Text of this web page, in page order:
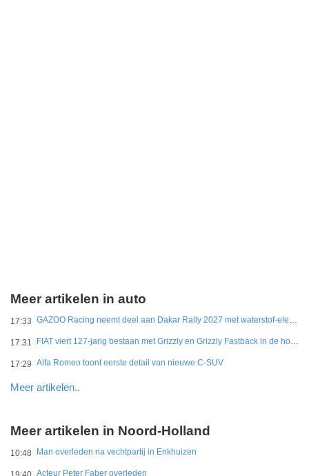
Meer artikelen in auto
17:33 GAZOO Racing neemt deel aan Dakar Rally 2027 met waterstof-elektrisch prototype van DKR GR Hilux
17:31 FIAT viert 127-jarig bestaan met Grizzly en Grizzly Fastback in de hoofdrol
17:29 Alfa Romeo toont eerste detail van nieuwe C-SUV
Meer artikelen..
Meer artikelen in Noord-Holland
10:48 Man overleden na vechtpartij in Enkhuizen
Acteur Peter Faber overleden